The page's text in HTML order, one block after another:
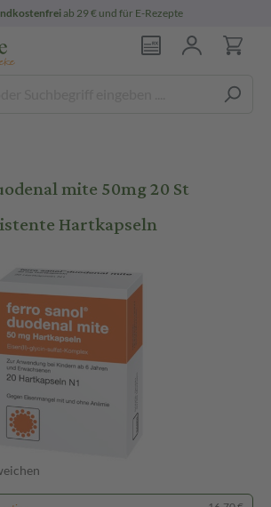
ab 29 € und für E-Rezepte
mite 50mg 20 St
Hartkapseln